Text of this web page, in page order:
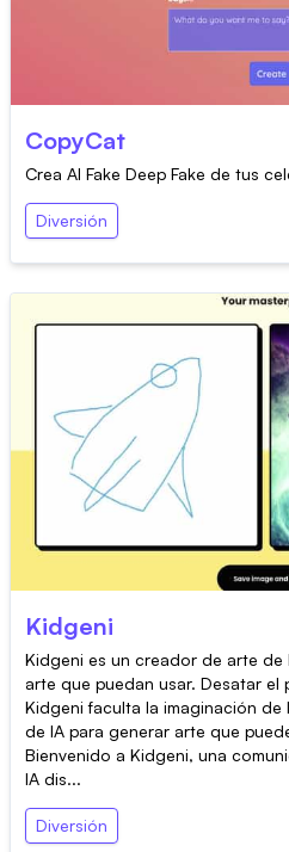
CopyCat
Crea AI Fake Deep Fake de tus
Diversión
Kidgeni
Kidgeni es un creador de arte de
arte que puedan usar. Desatar el
Kidgeni faculta la imaginación de
de IA para generar arte que
Bienvenido a Kidgeni, una
IA dis...
Diversión